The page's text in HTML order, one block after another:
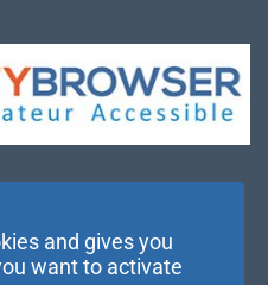
and gives you
want to activate